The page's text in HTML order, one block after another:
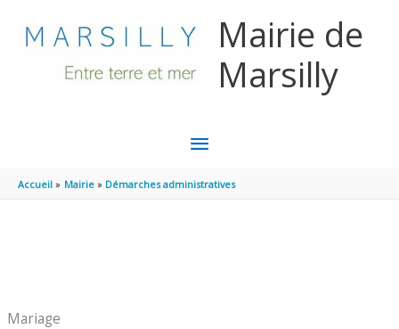
Mairie de
Marsilly
MENU
PRINCIPAL
Accueil Mairie Démarches administratives
Mariage